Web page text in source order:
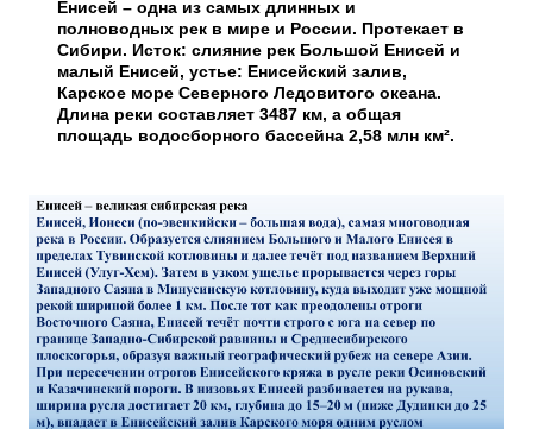
Енисей – одна из самых длинных и
полноводных рек в мире и России. Протекает в
Сибири. Исток: слияние рек Большой Енисей и
малый Енисей, устье: Енисейский залив,
Карское море Северного Ледовитого океана.
Длина реки составляет 3487 км, а общая
площадь водосборного бассейна 2,58 млн км².